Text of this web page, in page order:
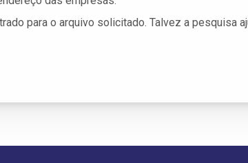
para o arquivo solicitado. Talvez a pesquisa